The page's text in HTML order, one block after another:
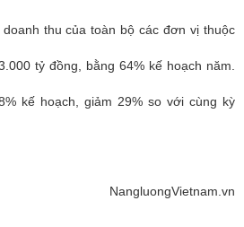
thu của toàn bộ các đơn vị thuộc
tỷ đồng, bằng 64% kế hoạch năm.
kế hoạch, giảm 29% so với cùng kỳ
NangluongVietnam.vn